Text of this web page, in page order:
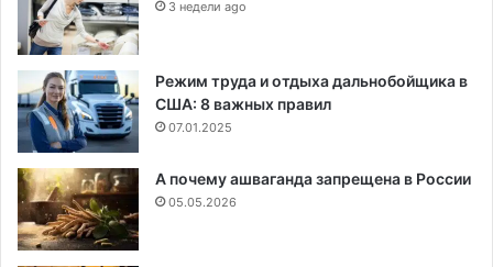
3 недели ago
Режим труда и отдыха дальнобойщика в
США: 8 важных правил
07.01.2025
А почему ашваганда запрещена в России
05.05.2026